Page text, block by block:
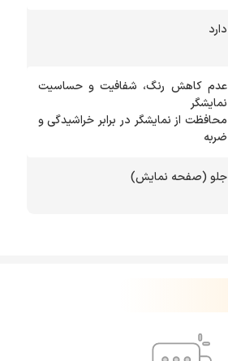
دارد
عدم کاهش رنگ، شفافیت و حساسیت
محافظت از نمایشگر در برابر خراشیدگی و
ضربه
جلو (صفحه نمایش)